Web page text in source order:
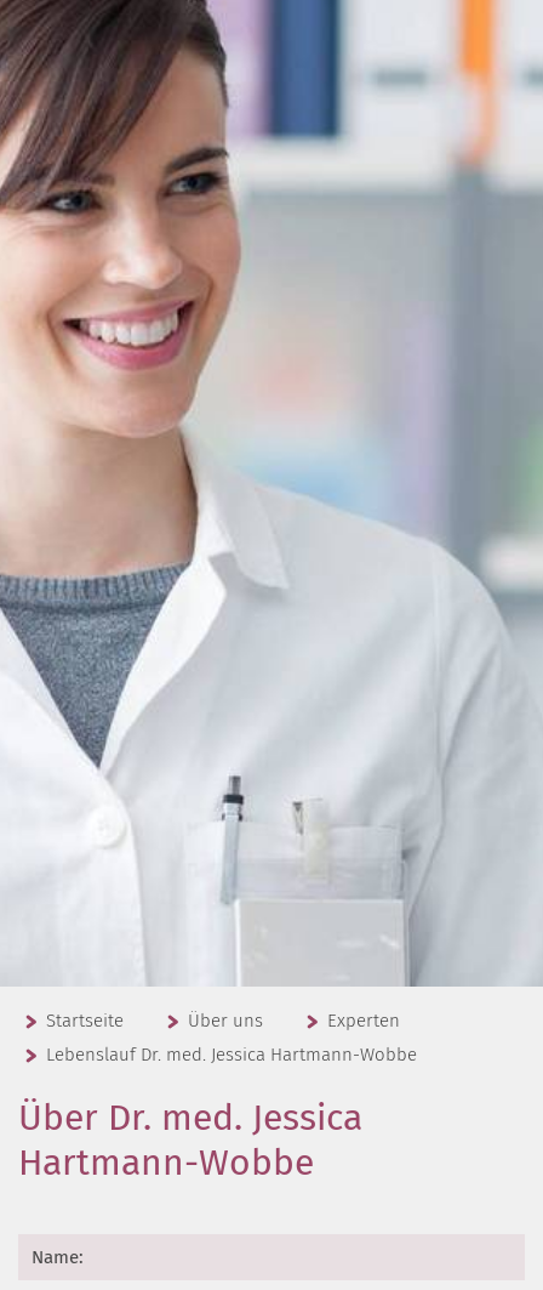
Startseite Über uns
Experten
Lebenslauf Dr. med. Jessica Hartmann-Wobbe
Über Dr. med. Jessica
Hartmann-Wobbe
Name: